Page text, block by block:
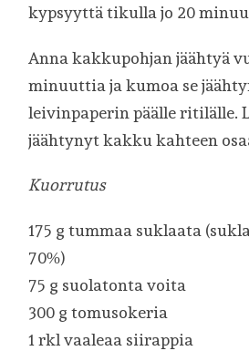
kypsyyttä tikulla jo 20
Anna kakkupohjan jäähtyä
minuuttia ja kumoa se
leivinpaperin päälle ritilälle.
jäähtynyt kakku kahteen
Kuorrutus
175 g tummaa suklaata
70%)
75 g suolatonta voita
300 g tomusokeria
1 rkl vaaleaa siirappia